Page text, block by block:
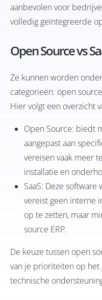
aanbevolen voor
volledig geïntegreerde
Open Source vs
Ze kunnen worden
categorieën: open
Hier volgt een overzicht
Open Source: biedt
aangepast aan
vereisen vaak meer
installatie en
SaaS: Deze
vereist geen interne
op te zetten, maar
source ERP.
De keuze tussen open
van je prioriteiten op het
technische